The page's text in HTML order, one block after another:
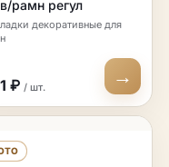
рамн регул
декоративные для
₽ / шт. →